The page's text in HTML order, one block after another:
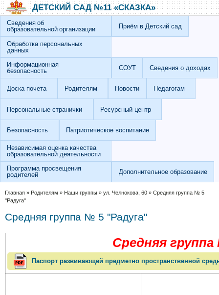
Перейти к основному содержанию
Skip to searchДЕТСКИЙ САД №11 «СКАЗКА»
Сведения об
образовательной организации
Приём в Детский сад
Обработка персональных
данных
Информационная
безопасность
СОУТ Сведения о доходах
Доска почета Родителям Новости Педагогам
Персональные странички Ресурсный центр
Безопасность Патриотическое воспитание
Независимая оценка качества
образовательной деятельности
Программа просвещения
родителей
Дополнительное образование
Вы здесь
Главная » Родителям » Наши группы » ул. Челнокова, 60 » Средняя группа № 5
"Радуга"
Средняя группа № 5 "Радуга"
Средняя группа
Паспорт развивающей предметно пространственной